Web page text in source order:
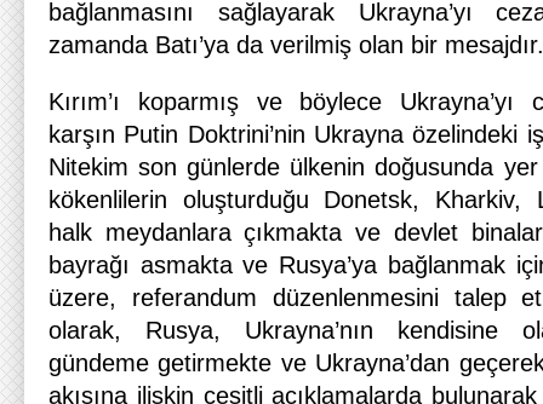
bağlanmasını sağlayarak Ukrayna’yı
zamanda Batı’ya da verilmiş olan bir mesajdır.
Kırım’ı koparmış ve böylece Ukrayna’yı
karşın Putin Doktrini’nin Ukrayna özelindeki
Nitekim son günlerde ülkenin doğusunda
kökenlilerin oluşturduğu Donetsk, Kharkiv,
halk meydanlara çıkmakta ve devlet
bayrağı asmakta ve Rusya’ya bağlanmak
üzere, referandum düzenlenmesini talep
olarak, Rusya, Ukrayna’nın kendisine
gündeme getirmekte ve Ukrayna’dan
akışına ilişkin çeşitli açıklamalarda